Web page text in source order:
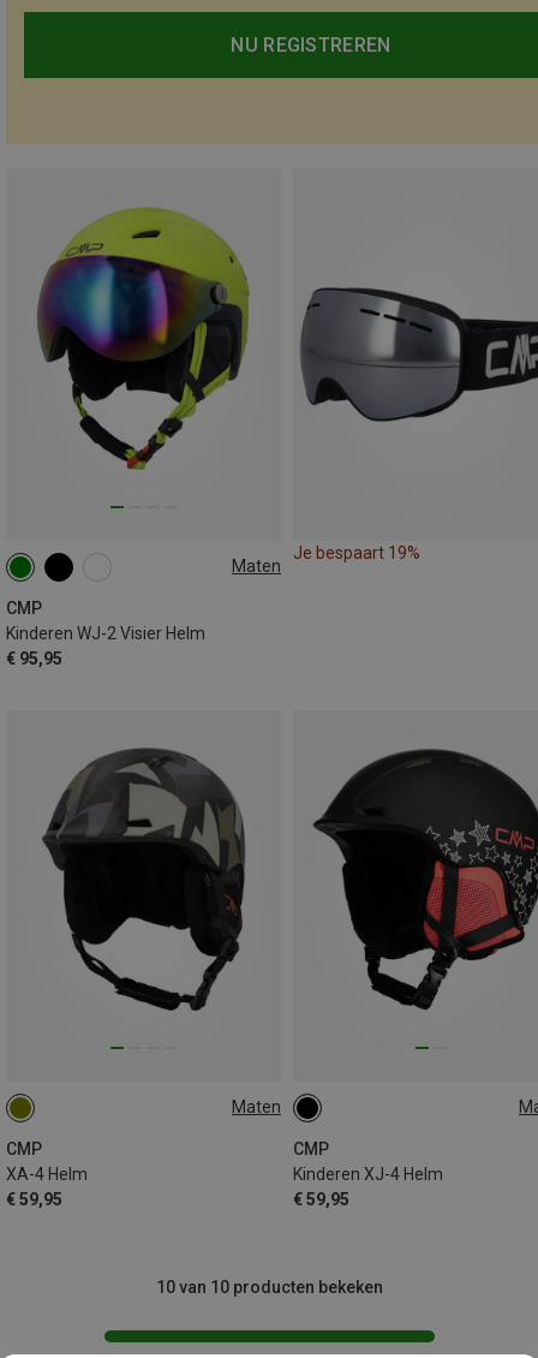
NU REGISTREREN
Maten
CMP
Kinderen WJ-2 Visier Helm
€ 95,95
48-52CM
Je bespaart 19%
Maten
CMP
XA-4 Helm
€ 59,95
60-62CM
CMP
Kinderen XJ-4 Helm
€ 59,95
48-52CM
10 van 10 producten bekeken